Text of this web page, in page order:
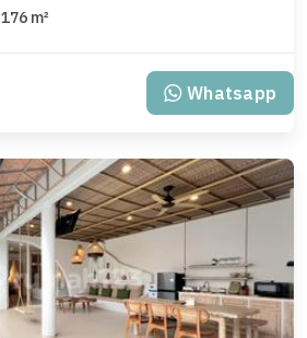
176 m²
Whatsapp